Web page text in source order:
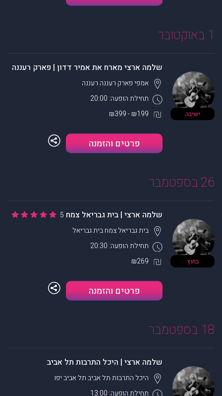
1 באוקטובר
ישיבה
שלמה ארצי מארח את אמיר דדון | פארק רעננה
תחילת הופעה: 20:00
אמפי פארק רעננה רעננה
₪199 - ₪399
פרטים והזמנה
26 בספטמבר
בחוץ
שלמה ארצי | בית גבריאל צמח 5
תחילת הופעה: 20:30
בית גבריאל צמחבית גבריאל
₪269
פרטים והזמנה
18 בספטמבר
שלמה ארצי | היכל התרבות תל אביב
תחילת הופעה: 13:00
היכל התרבות תל אביבתל אביב יפו